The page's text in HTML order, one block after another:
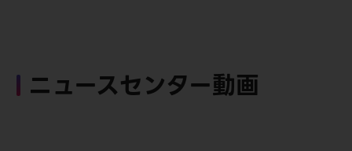
ニュースセンター動画